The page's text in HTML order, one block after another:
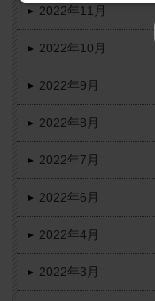
2022年11月
2022年10月
2022年9月
2022年8月
2022年7月
2022年6月
2022年4月
2022年3月